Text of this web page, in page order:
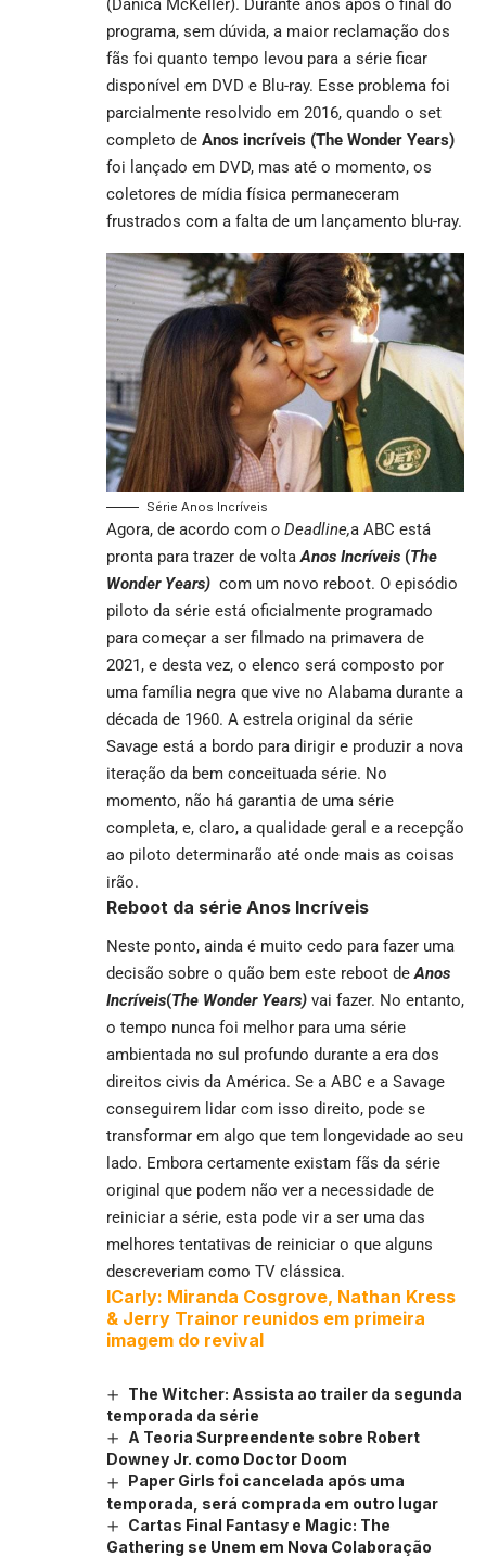
(Danica McKeller). Durante anos após o final do
programa, sem dúvida, a maior reclamação dos
fãs foi quanto tempo levou para a série ficar
disponível em DVD e Blu-ray. Esse problema foi
parcialmente resolvido em 2016, quando o set
completo de Anos incríveis (The Wonder Years)
foi lançado em DVD, mas até o momento, os
coletores de mídia física permaneceram
frustrados com a falta de um lançamento blu-ray.
Série Anos Incríveis
Agora, de acordo com o Deadline,a ABC está
pronta para trazer de voltaAnos Incríveis (The
Wonder Years) com um novo reboot. O episódio
piloto da série está oficialmente programado
para começar a ser filmado na primavera de
2021, e desta vez, o elenco será composto por
uma família negra que vive no Alabama durante a
década de 1960. A estrela original da série
Savage está a bordo para dirigir e produzir a nova
iteração da bem conceituada série. No
momento, não há garantia de uma série
completa, e, claro, a qualidade geral e a recepção
ao piloto determinarão até onde mais as coisas
irão.
Reboot da série Anos Incríveis
Neste ponto, ainda é muito cedo para fazer uma
decisão sobre o quão bem este reboot de Anos
Incríveis(The Wonder Years) vai fazer. No entanto,
o tempo nunca foi melhor para uma série
ambientada no sul profundo durante a era dos
direitos civis da América. Se a ABC e a Savage
conseguirem lidar com isso direito, pode se
transformar em algo que tem longevidade ao seu
lado. Embora certamente existam fãs da série
original que podem não ver a necessidade de
reiniciar a série, esta pode vir a ser uma das
melhores tentativas de reiniciar o que alguns
descreveriam como TV clássica.
ICarly: Miranda Cosgrove, Nathan Kress
& Jerry Trainor reunidos em primeira
imagem do revival
The Witcher: Assista ao trailer da segunda
temporada da série
A Teoria Surpreendente sobre Robert
Downey Jr. como Doctor Doom
Paper Girls foi cancelada após uma
temporada, será comprada em outro lugar
Cartas Final Fantasy e Magic: The
Gathering se Unem em Nova Colaboração